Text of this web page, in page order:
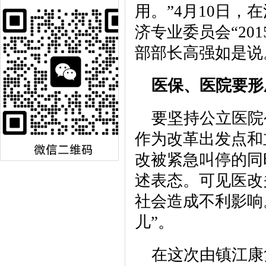
用。”4月10日，
济专业委员会
部部长高强如是
医保、医院要
要坚持公立医
作为改革出发点
改被紧急叫停的
述表态。可见医
社会造成不利影
儿”。
在这次由镇江